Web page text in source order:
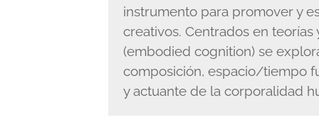
instrumento para promover y
creativos. Centrados en
(embodied cognition) se
composición, espacio/tiempo
y actuante de la corporalidad